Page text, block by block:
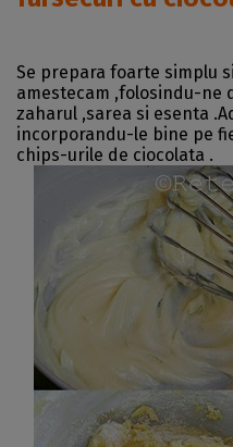
Se prepara foarte simplu
amestecam ,folosindu-ne
zaharul ,sarea si esenta
incorporandu-le bine pe
chips-urile de ciocolata .